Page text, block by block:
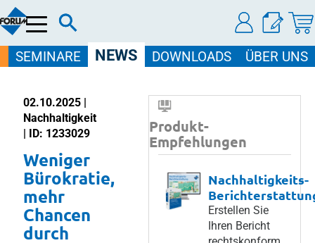
Menü
SEMINARE NEWS DOWNLOADS ÜBER UNS
02.10.2025 |
Nachhaltigkeit
| ID: 1233029
Weniger
Bürokratie,
mehr
Chancen
durch
Produkt-
Empfehlungen
Nachhaltigkeits-
Erstellen Sie
Ihren Bericht